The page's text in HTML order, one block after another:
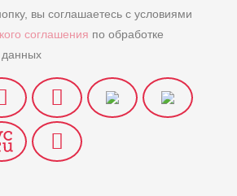
вы соглашаетесь с условиями
соглашения по обработке